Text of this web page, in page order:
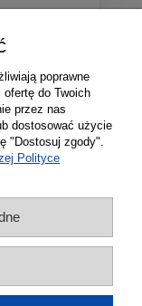
poprawne
ofertę do Twoich
przez nas
dostosować użycie
"Dostosuj zgody".
Polityce